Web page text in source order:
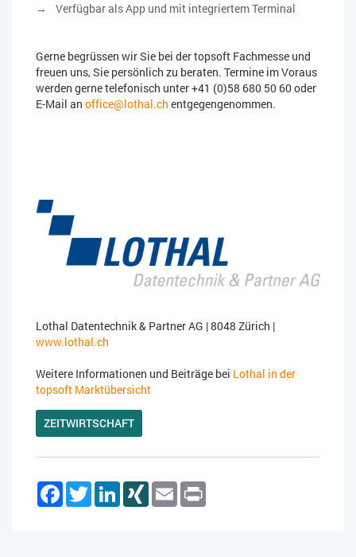
Verfügbar als App und mit integriertem Terminal
Gerne begrüssen wir Sie bei der topsoft Fachmesse und
freuen uns, Sie persönlich zu beraten. Termine im Voraus
werden gerne telefonisch unter +41 (0)58 680 50 60 oder
E-Mail an office@lothal.ch entgegengenommen.
Lothal Datentechnik & Partner AG | 8048 Zürich |
www.lothal.ch
Weitere Informationen und Beiträge bei Lothal in der
topsoft Marktübersicht
ZEITWIRTSCHAFT
FacebookTwitterLinkedInXING Email